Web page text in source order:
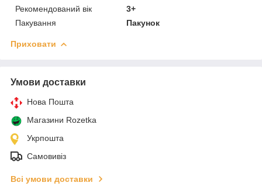
Рекомендований вік
3+
Пакування
Пакунок
Приховати
Умови доставки
Нова Пошта
Магазини Rozetka
Укрпошта
Самовивіз
Всі умови доставки